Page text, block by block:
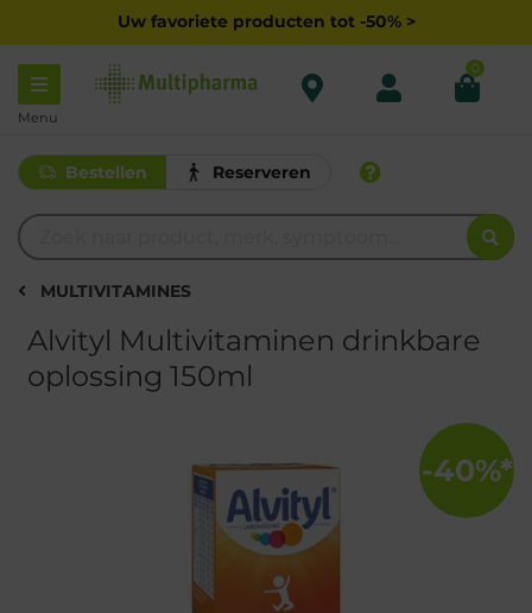
Uw favoriete producten tot -50% >
Menu
0
Bestellen Reserveren
MULTIVITAMINES
Alvityl Multivitaminen drinkbare
oplossing 150ml
-40%*